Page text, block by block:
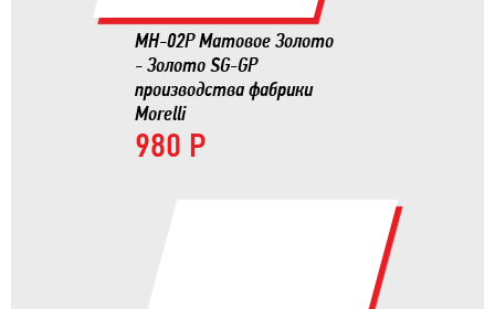
MH-02P Матовое Золото
- Золото SG-GP
производства фабрики
Morelli
980 Р